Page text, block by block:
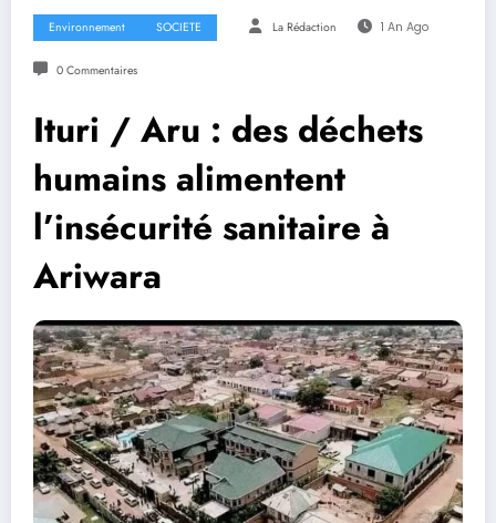
Environnement SOCIETE La Rédaction 1 An Ago
0 Commentaires
Ituri / Aru : des déchets
humains alimentent
l’insécurité sanitaire à
Ariwara